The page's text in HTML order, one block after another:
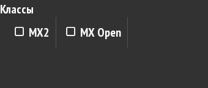
Классы
MX2
MX Open